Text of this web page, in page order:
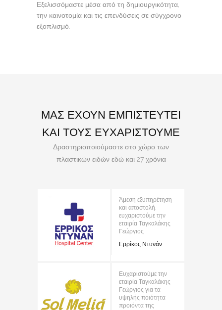
Εξελισσόμαστε μέσα από τη δημιουργικότητα,
την καινοτομία και τις επενδύσεις σε σύγχρονο
εξοπλισμό.
ΜΑΣ ΕΧΟΥΝ ΕΜΠΙΣΤΕΥΤΕΙ
ΚΑΙ ΤΟΥΣ ΕΥΧΑΡΙΣΤΟΥΜΕ
Δραστηριοποιούμαστε στο χώρο των
πλαστικών ειδών εδώ και 27 χρόνια
Άμεση εξυπηρέτηση
και αποστολή,
ευχαριστούμε την
εταιρία Ταγκαλάκης
Γεώργιος
Ερρίκος Ντυνάν
Ευχαριστούμε την
εταιρία Ταγκαλάκης
Γεώργιος για τα
υψηλής ποιότητα
προιόντα της